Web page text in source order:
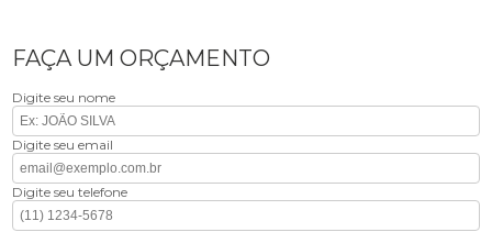
FAÇA UM ORÇAMENTO
Digite seu nome
Digite seu email
Digite seu telefone